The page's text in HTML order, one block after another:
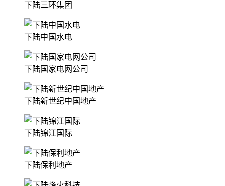
下陆三环集团
下陆中国水电
下陆国家电网公司
下陆新世纪中国地产
下陆锦江国际
下陆保利地产